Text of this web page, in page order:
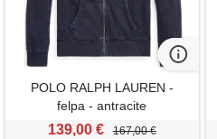
POLO RALPH LAUREN -
felpa - antracite
139,00 € 167,00 €